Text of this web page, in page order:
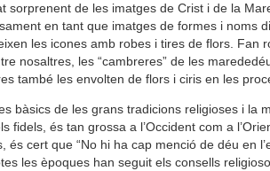
sorprenent de les imatges de Crist i de la
en tant que imatges de formes i noms
les icones amb robes i tires de flors. Fan
nosaltres, les “cambreres” de les
també les envolten de flors i ciris en les
bàsics de les grans tradicions religioses i la
fidels, és tan grossa a l’Occident com a
cert que “No hi ha cap menció de déu en
les èpoques han seguit els consells